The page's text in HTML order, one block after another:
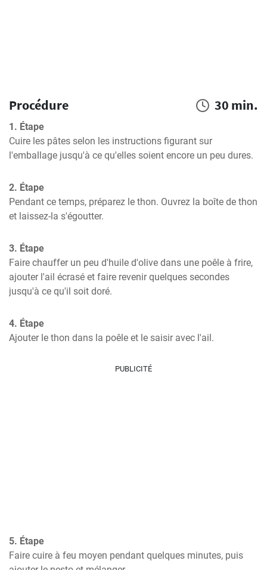
Procédure 30 min.
1. Étape
Cuire les pâtes selon les instructions figurant sur
l'emballage jusqu'à ce qu'elles soient encore un peu dures.
2. Étape
Pendant ce temps, préparez le thon. Ouvrez la boîte de thon
et laissez-la s'égoutter.
3. Étape
Faire chauffer un peu d'huile d'olive dans une poêle à frire,
ajouter l'ail écrasé et faire revenir quelques secondes
jusqu'à ce qu'il soit doré.
4. Étape
Ajouter le thon dans la poêle et le saisir avec l'ail.
PUBLICITÉ
5. Étape
Faire cuire à feu moyen pendant quelques minutes, puis